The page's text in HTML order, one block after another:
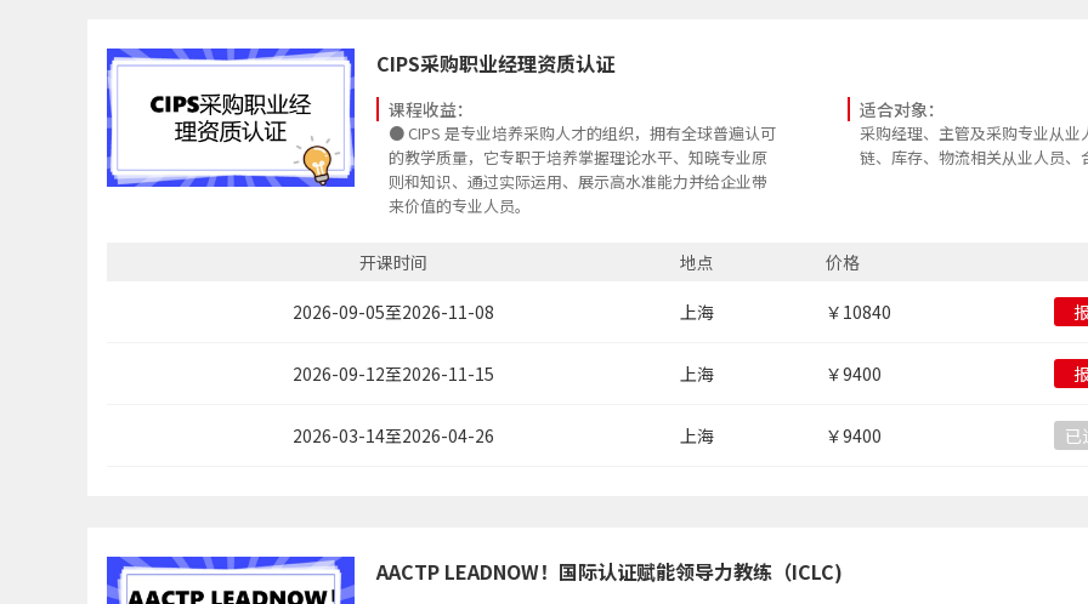
CIPS采购职业经理资质认证
课程收益：
● CIPS 是专业培养采购人才的组织，拥有全球普遍认可
的教学质量，它专职于培养掌握理论水平、知晓专业原
则和知识、通过实际运用、展示高水准能力并给企业带
来价值的专业人员。
最高职业标准。
全球认证。
● CIPS 定位于专业知识管理的前沿,专注于最新专业知
集商业环境中的最新理念。
助，提倡全球性专业实践，提高采购和供应团队的绩效
水平，建立提高效益的前瞻战略，对企业政策、程序和
适合对象：
采购经理、主管及采购专业从业
链、库存、物流相关从业人员、
开课时间 地点 价格
2026-09-05至2026-11-08 上海 ￥10840
2026-09-12至2026-11-15 上海 ￥9400
2026-03-14至2026-04-26 上海 ￥9400 已
AACTP LEADNOW！国际认证赋能领导力教练（ICLC)